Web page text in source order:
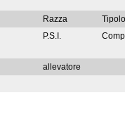
Razza
P.S.I.
allevatore